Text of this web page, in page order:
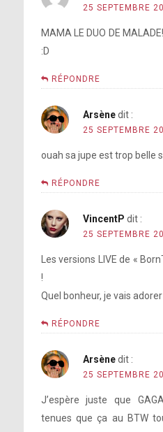
25 SEPTEMBRE
MAMA LE DUO DE
:D
RÉPONDRE
Arsène dit :
25 SEPTEMBRE
ouah sa jupe est trop belle
RÉPONDRE
VincentP dit :
25 SEPTEMBRE
Les versions LIVE de «
!
Quel bonheur, je vais
RÉPONDRE
Arsène dit :
25 SEPTEMBRE
J’espère juste que
tenues que ça au BTW